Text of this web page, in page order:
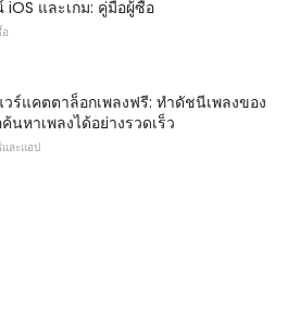
iOS และเกม: คู่มือผู้ซื้อ
ร์แคตตาล็อกเพลงฟรี: ทำดัชนีเพลงของ
นหาเพลงได้อย่างรวดเร็ว
ละแอป